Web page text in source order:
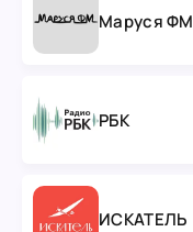
Маруся ФМ
РБК
ИСКАТЕЛЬ